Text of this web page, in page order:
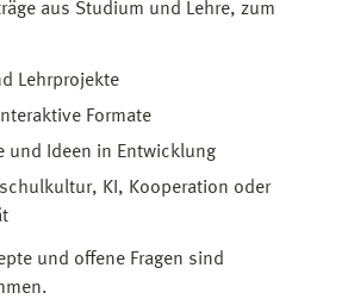
aus Studium und Lehre, zum
Lehrprojekte
Formate
und Ideen in Entwicklung
KI, Kooperation oder
und offene Fragen sind